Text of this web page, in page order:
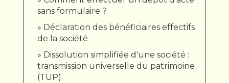
sans formulaire ?
Déclaration des bénéficiaires effectifs
de la société
Dissolution simplifiée d'une société :
transmission universelle du patrimoine
(TUP)